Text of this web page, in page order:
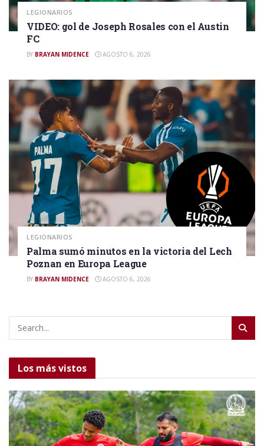
LEGIONARIOS
VIDEO: gol de Joseph Rosales con el Austin
FC
BY BRAYAN MIDENCE AGOSTO 6, 2026
LEGIONARIOS
Palma sumó minutos en la victoria del Lech
Poznan en Europa League
BY BRAYAN MIDENCE AGOSTO 6, 2026
Los más vistos